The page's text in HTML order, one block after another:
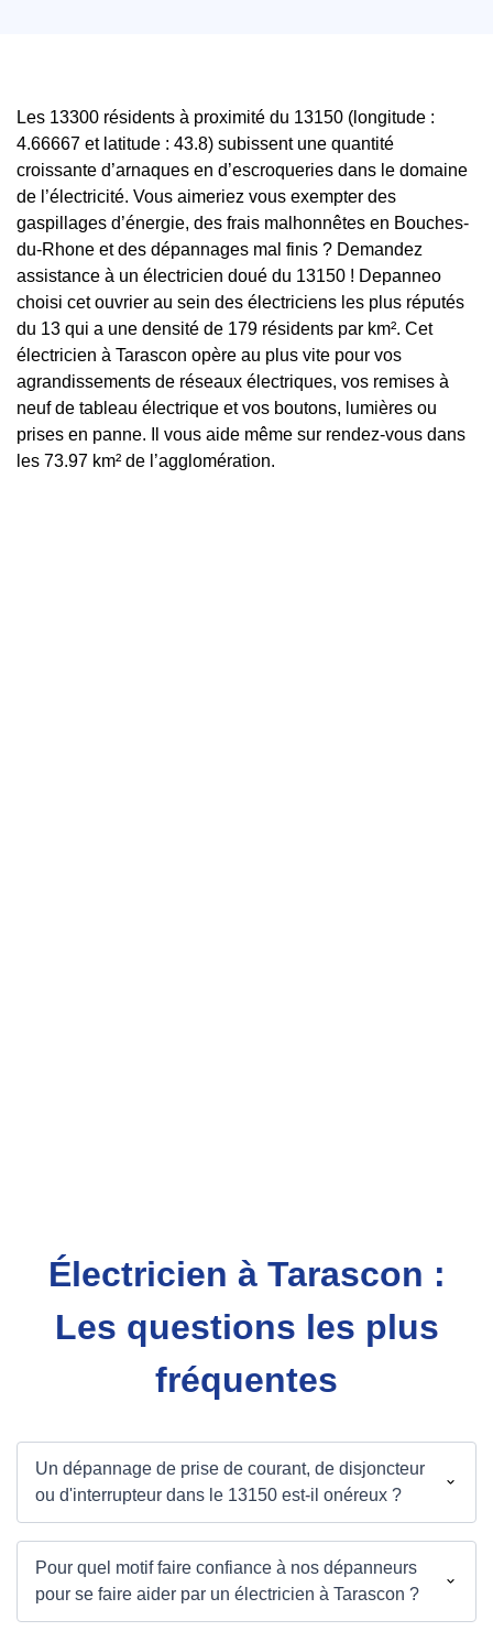
Les 13300 résidents à proximité du 13150 (longitude :
4.66667 et latitude : 43.8) subissent une quantité
croissante d’arnaques en d’escroqueries dans le domaine
de l’électricité. Vous aimeriez vous exempter des
gaspillages d’énergie, des frais malhonnêtes en Bouches-
du-Rhone et des dépannages mal finis ? Demandez
assistance à un électricien doué du 13150 ! Depanneo
choisi cet ouvrier au sein des électriciens les plus réputés
du 13 qui a une densité de 179 résidents par km². Cet
électricien à Tarascon opère au plus vite pour vos
agrandissements de réseaux électriques, vos remises à
neuf de tableau électrique et vos boutons, lumières ou
prises en panne. Il vous aide même sur rendez-vous dans
les 73.97 km² de l’agglomération.
Électricien à Tarascon :
Les questions les plus
fréquentes
Un dépannage de prise de courant, de disjoncteur
ou d'interrupteur dans le 13150 est-il onéreux ?
Pour quel motif faire confiance à nos dépanneurs
pour se faire aider par un électricien à Tarascon ?